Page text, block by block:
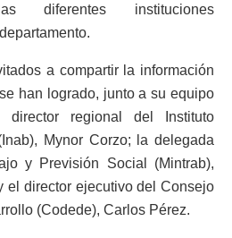
diferentes instituciones
a compartir la información
han logrado, junto a su equipo
regional del Instituto
Mynor Corzo; la delegada
y Previsión Social (Mintrab),
el director ejecutivo del Consejo
(Codede), Carlos Pérez.